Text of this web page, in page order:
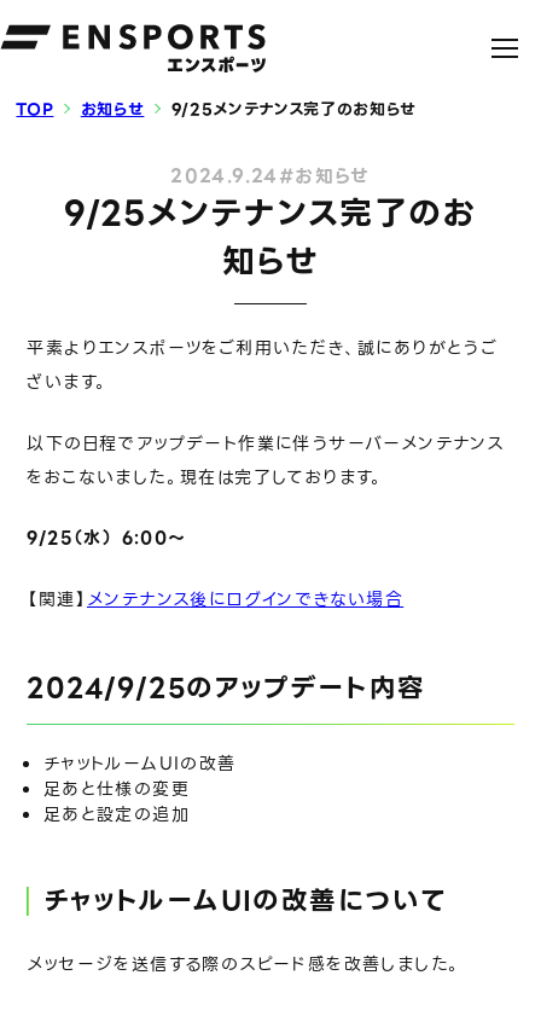
TOP お知らせ 9/25メンテナンス完了のお知らせ
2024.9.24#お知らせ
9/25メンテナンス完了のお
知らせ
平素よりエンスポーツをご利用いただき、誠にありがとうご
ざいます。
以下の日程でアップデート作業に伴うサーバーメンテナンス
をおこないました。現在は完了しております。
9/25（水） 6:00〜
【関連】 メンテナンス後にログインできない場合
2024/9/25のアップデート内容
チャットルームUIの改善
足あと仕様の変更
足あと設定の追加
チャットルームUIの改善について
メッセージを送信する際のスピード感を改善しました。